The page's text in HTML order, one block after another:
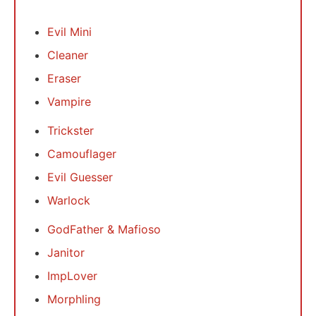
Evil Mini
Cleaner
Eraser
Vampire
Trickster
Camouflager
Evil Guesser
Warlock
GodFather & Mafioso
Janitor
ImpLover
Morphling